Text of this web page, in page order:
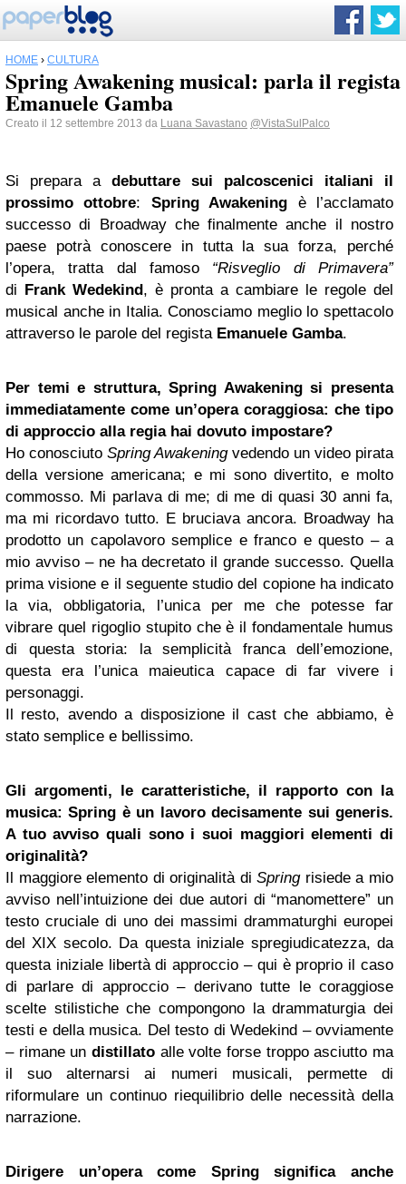
HOME › CULTURA
Spring Awakening musical: parla il regista
Emanuele Gamba
Creato il 12 settembre 2013 da Luana Savastano @VistaSulPalco
Si prepara a debuttare sui palcoscenici italiani il
prossimo ottobre: Spring Awakening è l’acclamato
successo di Broadway che finalmente anche il nostro
paese potrà conoscere in tutta la sua forza, perché
l’opera, tratta dal
famoso “Risveglio di Primavera”
di Frank Wedekind, è pronta a cambiare le regole del
musical anche in Italia. Conosciamo meglio lo spettacolo
attraverso le parole del regista Emanuele Gamba.
Per temi e struttura, Spring Awakening si presenta
immediatamente come un’opera coraggiosa: che tipo
di approccio alla regia hai dovuto impostare?
Ho conosciuto Spring Awakeningvedendo un video pirata
della versione americana; e mi sono divertito, e molto
commosso. Mi parlava di me; di me di quasi 30 anni fa,
ma mi ricordavo tutto. E bruciava ancora. Broadway ha
prodotto un capolavoro semplice e franco e questo – a
mio avviso – ne ha decretato il grande successo. Quella
prima visione e il seguente studio del copione ha indicato
la via, obbligatoria, l’unica per me che potesse far
vibrare quel rigoglio stupito che è il fondamentale humus
di questa storia: la semplicità franca dell’emozione,
questa era l’unica maieutica capace di far vivere i
personaggi.
Il resto, avendo a disposizione il cast che abbiamo, è
stato semplice e bellissimo.
Gli argomenti, le caratteristiche, il rapporto con la
musica: Spring è un lavoro decisamente sui generis.
A tuo avviso quali sono i suoi maggiori elementi di
originalità?
Il maggiore elemento di originalità diSpringrisiede a mio
avviso nell’intuizione dei due autori di “manomettere” un
testo cruciale di uno dei massimi drammaturghi europei
del XIX secolo. Da questa iniziale spregiudicatezza, da
questa iniziale libertà di approccio – qui è proprio il caso
di parlare di approccio – derivano tutte le coraggiose
scelte stilistiche che compongono la drammaturgia dei
testi e della musica. Del testo di Wedekind – ovviamente
– rimane un distillato alle volte forse troppo asciutto ma
il suo alternarsi ai numeri musicali, permette di
riformulare un continuo riequilibrio delle necessità della
narrazione.
Dirigere un’opera come Spring significa anche